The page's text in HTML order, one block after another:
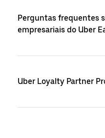
Perguntas frequentes
empresariais do Uber
Uber Loyalty Partner